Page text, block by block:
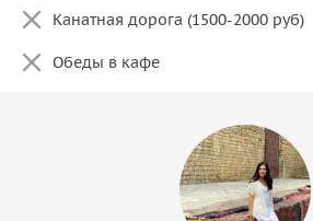
Канатная дорога (1500-2000 руб)
Обеды в кафе